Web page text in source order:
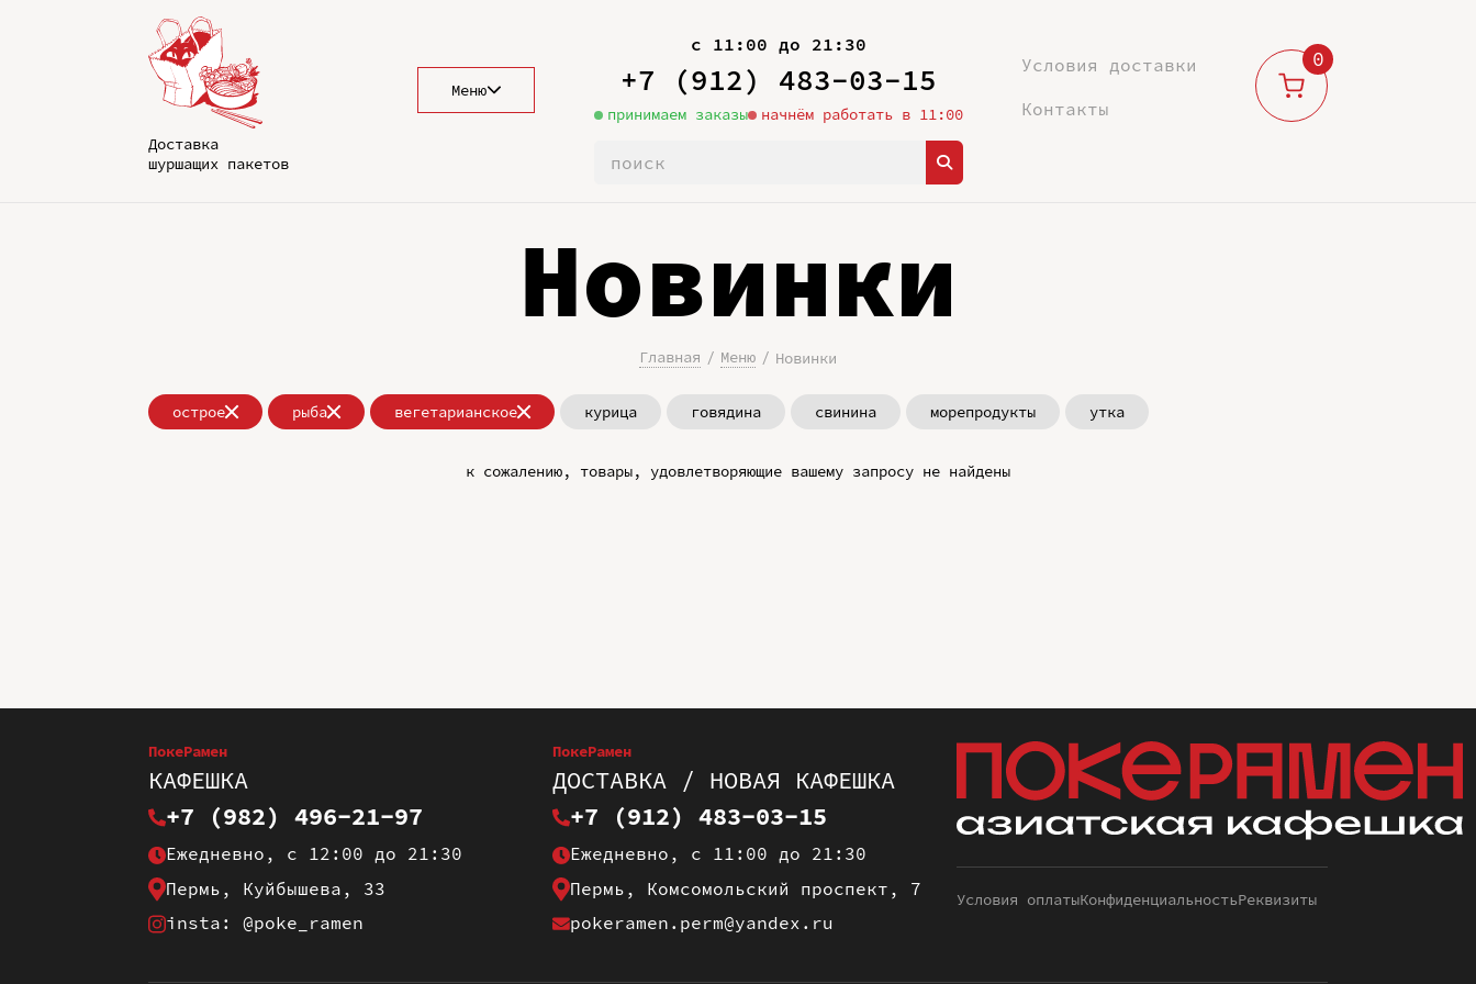
Доставка
шуршащих пакетов
Меню
с 11:00 до 21:30
+7 (912) 483-03-15
принимаем заказы начнём работать в 11:00
Условия доставки
Контакты
0
Новинки
Главная Меню Новинки
острое рыба вегетарианское курица говядина свинина морепродукты утка
к сожалению, товары, удовлетворяющие вашему запросу не найдены
ПокеРамен
КАФЕШКА
+7 (982) 496-21-97
Ежедневно, с 12:00 до 21:30
Пермь, Куйбышева, 33
insta: @poke_ramen
ПокеРамен
ДОСТАВКА / НОВАЯ КАФЕШКА
+7 (912) 483-03-15
Ежедневно, с 11:00 до 21:30
Пермь, Комсомольский проспект, 7
pokeramen.perm@yandex.ru
Условия оплатыКонфиденциальностьРеквизиты